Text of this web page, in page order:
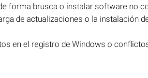
forma brusca o instalar software no
de actualizaciones o la instalación
en el registro de Windows o